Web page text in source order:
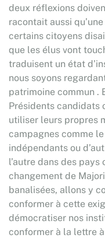
deux réflexions
racontait aussi
certains citoyens
que les élus vont
traduisent un état
nous soyons
patrimoine commun .
Présidents candidats
utiliser leurs propres
campagnes comme
indépendants ou
l’autre dans des pays
changement de
banalisées, allons y
conformer à cette
démocratiser nos
conformer à la lettre